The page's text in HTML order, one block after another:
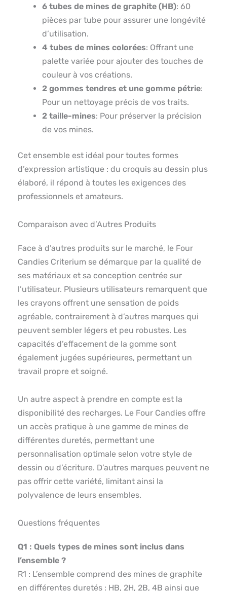
6 tubes de mines de graphite (HB): 60
pièces par tube pour assurer une longévité
d’utilisation.
4 tubes de mines colorées: Offrant une
palette variée pour ajouter des touches de
couleur à vos créations.
2 gommes tendres et une gomme pétrie:
Pour un nettoyage précis de vos traits.
2 taille-mines: Pour préserver la précision
de vos mines.
Cet ensemble est idéal pour toutes formes
d’expression artistique : du croquis au dessin plus
élaboré, il répond à toutes les exigences des
professionnels et amateurs.
Comparaison avec d’Autres Produits
Face à d’autres produits sur le marché, le Four
Candies Criterium se démarque par la qualité de
ses matériaux et sa conception centrée sur
l’utilisateur. Plusieurs utilisateurs remarquent que
les crayons offrent une sensation de poids
agréable, contrairement à d’autres marques qui
peuvent sembler légers et peu robustes. Les
capacités d’effacement de la gomme sont
également jugées supérieures, permettant un
travail propre et soigné.
Un autre aspect à prendre en compte est la
disponibilité des recharges. Le Four Candies offre
un accès pratique à une gamme de mines de
différentes duretés, permettant une
personnalisation optimale selon votre style de
dessin ou d’écriture. D’autres marques peuvent ne
pas offrir cette variété, limitant ainsi la
polyvalence de leurs ensembles.
Questions fréquentes
Q1 : Quels types de mines sont inclus dans
l’ensemble ?
R1 : L’ensemble comprend des mines de graphite
en différentes duretés : HB, 2H, 2B, 4B ainsi que